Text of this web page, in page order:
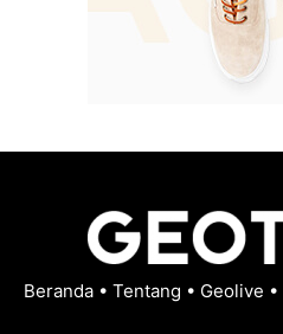
Beranda • Tentang • Geolive •